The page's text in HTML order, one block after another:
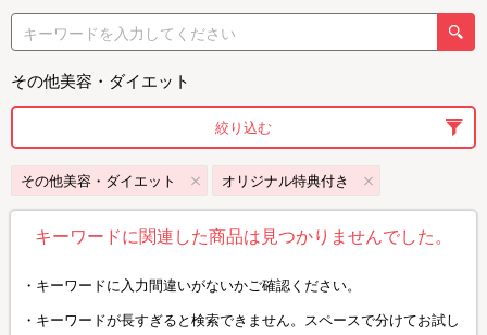
その他美容・ダイエット
絞り込む
その他美容・ダイエット オリジナル特典付き
キーワードに関連した商品は見つかりませんでした。
キーワードに入力間違いがないかご確認ください。
キーワードが長すぎると検索できません。スペースで分けてお試し